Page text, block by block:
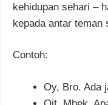
kehidupan sehari –
kepada antar teman
Contoh:
Oy, Bro. Ada